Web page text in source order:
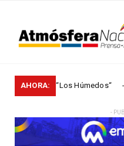
AHORA:
“Los Húmedos“
-